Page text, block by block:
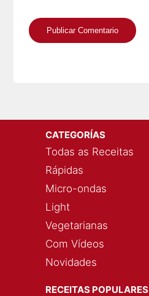
CATEGORÍAS
Todas as Receitas
Rápidas
Micro-ondas
Light
Vegetarianas
Com Vídeos
Novidades
RECEITAS POPULARES